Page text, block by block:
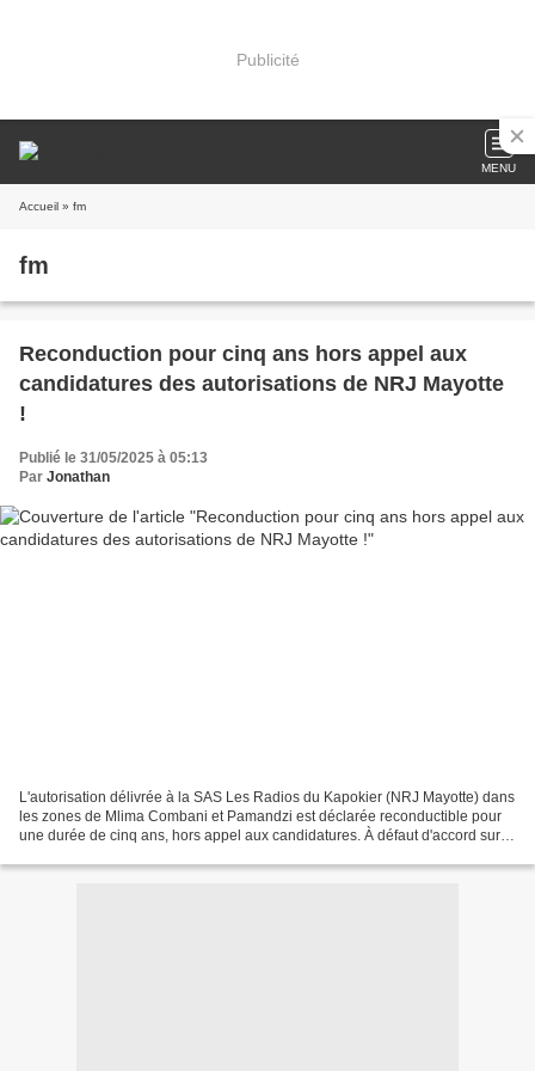
Publicité
MENU
Accueil » fm
fm
Reconduction pour cinq ans hors appel aux
candidatures des autorisations de NRJ Mayotte
!
Publié le 31/05/2025 à 05:13
Par Jonathan
L'autorisation délivrée à la SAS Les Radios du Kapokier (NRJ Mayotte) dans
les zones de Mlima Combani et Pamandzi est déclarée reconductible pour
une durée de cinq ans, hors appel aux candidatures. À défaut d'accord sur